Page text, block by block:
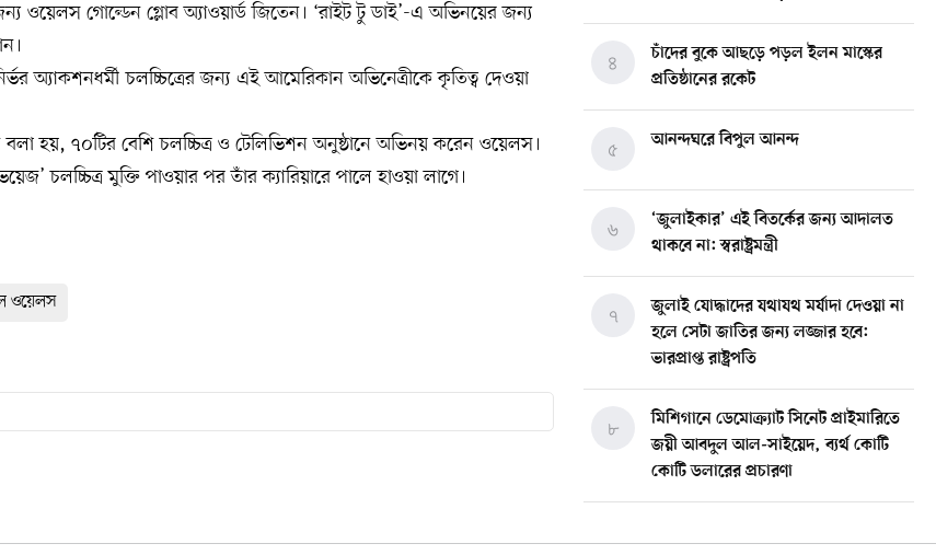
ওয়েলস গোল্ডেন গ্লোব অ্যাওয়ার্ড জিতেন। ‘রাইট টু ডাই’-এ অভিনয়ের জন্য
অ্যাকশনধর্মী চলচ্চিত্রের জন্য এই আমেরিকান অভিনেত্রীকে কৃতিত্ব দেওয়া
হয়, ৭০টির বেশি চলচ্চিত্র ও টেলিভিশন অনুষ্ঠানে অভিনয় করেন ওয়েলস।
চলচ্চিত্র মুক্তি পাওয়ার পর তাঁর ক্যারিয়ারে পালে হাওয়া লাগে।
ওয়েলস
চাঁদের বুকে আছড়ে পড়ল ইলন মাস্কের
প্রতিষ্ঠানের রকেট
৪
আনন্দঘরে বিপুল আনন্দ
৫
‘জুলাইকার’ এই বিতর্কের জন্য আদালত
থাকবে না: স্বরাষ্ট্রমন্ত্রী
৬
জুলাই যোদ্ধাদের যথাযথ মর্যাদা দেওয়া না
হলে সেটা জাতির জন্য লজ্জার হবে:
ভারপ্রাপ্ত রাষ্ট্রপতি
৭
মিশিগানে ডেমোক্র্যাট সিনেট প্রাইমারিতে
জয়ী আবদুল আল-সাইয়েদ, ব্যর্থ কোটি
কোটি ডলারের প্রচারণা
৮
৯